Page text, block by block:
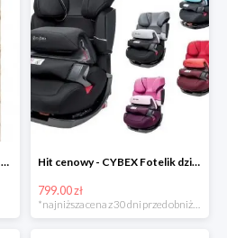
Czas na plażę w Lidlu Online do -20% Hit cenowy - CYBEX Fotelik dziecięcy samochodowy Pallasfix grupa I-III, 9-36 kg
799.00 zł